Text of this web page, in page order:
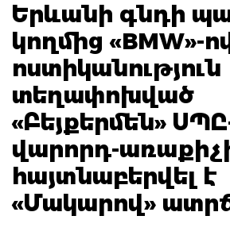
Երևանի գնդի
կողմից «BMW»-
ոստիկանություն
տեղափոխված
«Բեյքերմեն»
վարորդ-
հայտնաբերվել է
«Մակարով»